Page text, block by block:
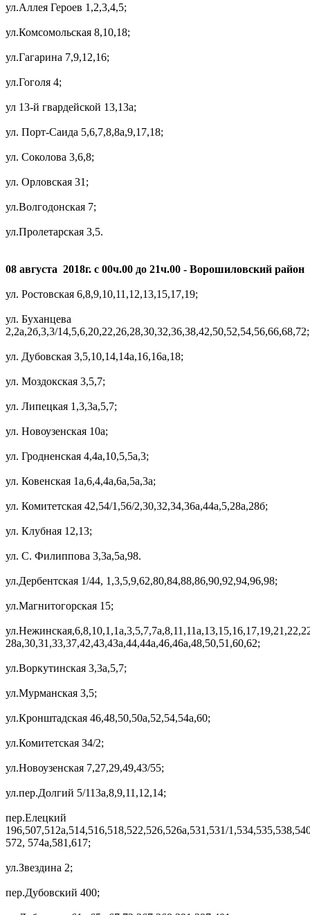
ул.Аллея Героев 1,2,3,4,5;
ул.Комсомольская 8,10,18;
ул.Гагарина 7,9,12,16;
ул.Гоголя 4;
ул 13-й гвардейской 13,13а;
ул. Порт-Саида 5,6,7,8,8а,9,17,18;
ул. Соколова 3,6,8;
ул. Орловская 31;
ул.Волгодонская 7;
ул.Пролетарская 3,5.
08 августа 2018г. с 00ч.00 до 21ч.00 - Ворошиловский район
ул. Ростовская 6,8,9,10,11,12,13,15,17,19;
ул. Буханцева
2,2а,2б,3,3/14,5,6,20,22,26,28,30,32,36,38,42,50,52,54,56,66,68,72;
ул. Дубовская 3,5,10,14,14а,16,16а,18;
ул. Моздокская 3,5,7;
ул. Липецкая 1,3,3а,5,7;
ул. Новоузенская 10а;
ул. Гродненская 4,4а,10,5,5а,3;
ул. Ковенская 1а,6,4,4а,6а,5а,3а;
ул. Комитетская 42,54/1,56/2,30,32,34,36а,44а,5,28а,28б;
ул. Клубная 12,13;
ул. С. Филиппова 3,3а,5а,98.
ул.Дербентская 1/44, 1,3,5,9,62,80,84,88,86,90,92,94,96,98;
ул.Магнитогорская 15;
28а,30,31,33,37,42,43,43а,44,44а,46,46а,48,50,51,60,62;
ул.Воркутинская 3,3а,5,7;
ул.Мурманская 3,5;
ул.Кронштадская 46,48,50,50а,52,54,54а,60;
ул.Комитетская 34/2;
ул.Новоузенская 7,27,29,49,43/55;
ул.пер.Долгий 5/113а,8,9,11,12,14;
пер.Елецкий
196,507,512а,514,516,518,522,526,526а,531,531/
572, 574а,581,617;
ул.Звездина 2;
пер.Дубовский 400;